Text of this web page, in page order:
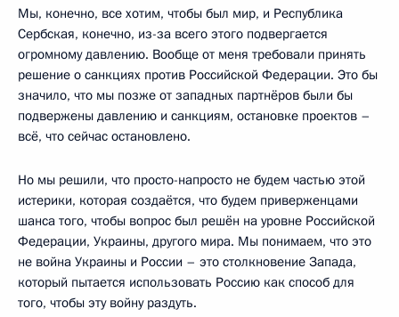
Мы, конечно, все хотим, чтобы был мир, и Республика
Сербская, конечно, из-за всего этого подвергается
огромному давлению. Вообще от меня требовали принять
решение о санкциях против Российской Федерации. Это бы
значило, что мы позже от западных партнёров были бы
подвержены давлению и санкциям, остановке проектов –
всё, что сейчас остановлено.
Но мы решили, что просто-напросто не будем частью этой
истерики, которая создаётся, что будем приверженцами
шанса того, чтобы вопрос был решён на уровне Российской
Федерации, Украины, другого мира. Мы понимаем, что это
не война Украины и России – это столкновение Запада,
который пытается использовать Россию как способ для
того, чтобы эту войну раздуть.